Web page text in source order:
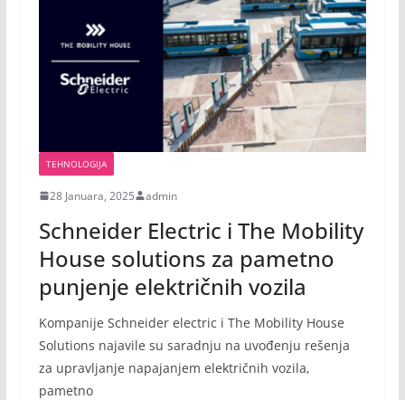
TEHNOLOGIJA
28 Januara, 2025 admin
Schneider Electric i The Mobility
House solutions za pametno
punjenje električnih vozila
Kompanije Schneider electric i The Mobility House
Solutions najavile su saradnju na uvođenju rešenja
za upravljanje napajanjem električnih vozila,
pametno